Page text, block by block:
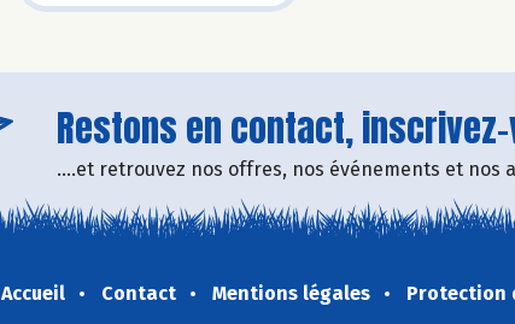
Restons en contact,
....et retrouvez nos offres, nos événements et nos
Accueil Contact Mentions légales Protection